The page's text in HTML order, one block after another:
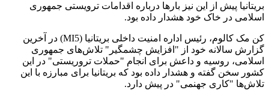
بریتانیا پیش از این نیز بارها درباره اقدامات ترویستی جمهوری
اسلامی در خاک خود هشدار داده بود.
کن مک کالوم، رئیس اداره امنیت داخلی بریتانیا (MI5) در آخرین
گزارش سالانه خود از "افزایش چشمگیر" تلاش‌های جمهوری
اسلامی، روسیه و داعش برای انجام "حملات تروریستی" در این
کشور سخن گفته و هشدار داده بود که بریتانیا برای مبارزه با این
تلاش‌ها "کاری جهنمی" در پیش دارد.